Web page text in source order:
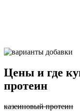
Цены и где
протеин
казеиновый протеин